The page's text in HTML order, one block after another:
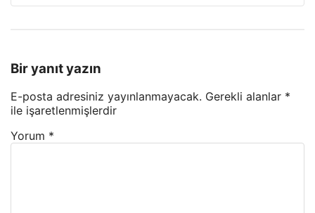
Bir yanıt yazın
E-posta adresiniz yayınlanmayacak. Gerekli alanlar *
ile işaretlenmişlerdir
Yorum *